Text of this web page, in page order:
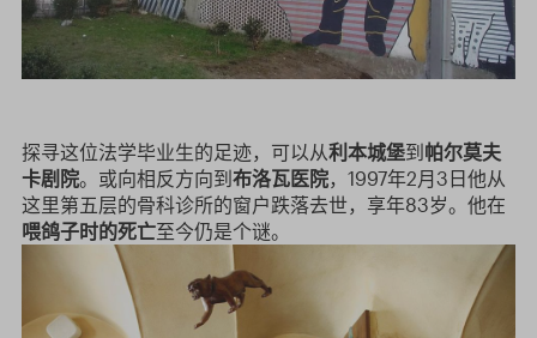
探寻这位法学毕业生的足迹，可以从利本城堡到 帕尔莫夫
卡剧院。或向相反方向到 布洛瓦医院，1997年2月3日他从
这里第五层的骨科诊所的窗户跌落去世，享年83岁。他在
喂鸽子时的死亡至今仍是个谜。